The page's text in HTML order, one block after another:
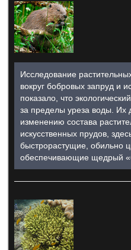
Исследование
вокруг бобровых запруд и
показало, что
за пределы уреза воды. Их
изменению состава
искусственных прудов,
быстрорастущие, обильно
обеспечивающие щедрый